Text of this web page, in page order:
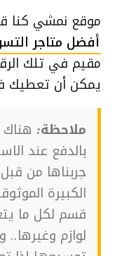
موقع نمشي كنا
أفضل متاجر
مقيم في تلك
يمكن أن تعطيك
ملاحظة: هناك
بالدفع عند
جربناها من
الكبيرة
قسم لكل ما
لوازم